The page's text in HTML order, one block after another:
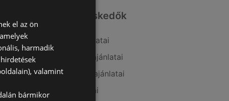
Hasonló kiskereskedők
A(z) BestByte ajánlatai
A(z) Media Markt ajánlatai
A(z) Office Depot ajánlatai
A(z) eMAG ajánlatai
el az ön
harmadik
valamint
bármikor